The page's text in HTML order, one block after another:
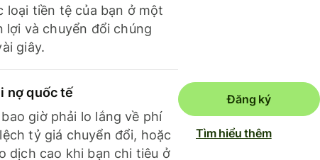
loại tiền tệ của bạn ở một
lợi và chuyển đổi chúng
giây.
nợ quốc tế
giờ phải lo lắng về phí
tỷ giá chuyển đổi, hoặc
dịch cao khi bạn chi tiêu ở
Đăng ký
Tìm hiểu thêm